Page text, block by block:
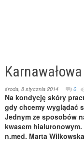
środa, 8 stycznia 2014 0
Na kondycję skóry
gdy chcemy wyglądać
Jednym ze sposobów
kwasem
n.med. Marta